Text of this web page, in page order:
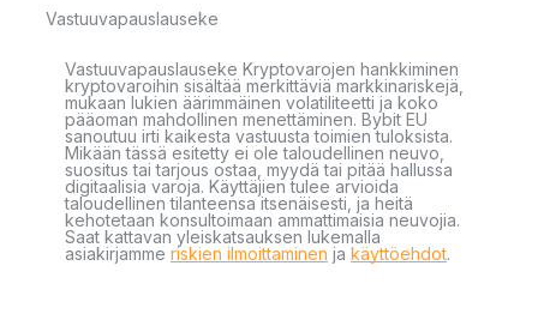
Vastuuvapauslauseke
Vastuuvapauslauseke Kryptovarojen hankkiminen
kryptovaroihin sisältää merkittäviä markkinariskejä,
mukaan lukien äärimmäinen volatiliteetti ja koko
pääoman mahdollinen menettäminen. Bybit EU
sanoutuu irti kaikesta vastuusta toimien tuloksista.
Mikään tässä esitetty ei ole taloudellinen neuvo,
suositus tai tarjous ostaa, myydä tai pitää hallussa
digitaalisia varoja. Käyttäjien tulee arvioida
taloudellinen tilanteensa itsenäisesti, ja heitä
kehotetaan konsultoimaan ammattimaisia neuvojia.
Saat kattavan yleiskatsauksen lukemalla
asiakirjamme riskien ilmoittaminen ja käyttöehdot.